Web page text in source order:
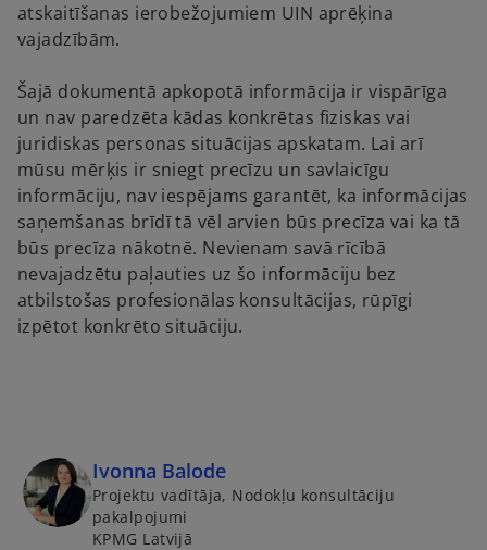
atskaitīšanas ierobežojumiem UIN aprēķina
vajadzībām.
Šajā dokumentā apkopotā informācija ir vispārīga
un nav paredzēta kādas konkrētas fiziskas vai
juridiskas personas situācijas apskatam. Lai arī
mūsu mērķis ir sniegt precīzu un savlaicīgu
informāciju, nav iespējams garantēt, ka informācijas
saņemšanas brīdī tā vēl arvien būs precīza vai ka tā
būs precīza nākotnē. Nevienam savā rīcībā
nevajadzētu paļauties uz šo informāciju bez
atbilstošas profesionālas konsultācijas, rūpīgi
izpētot konkrēto situāciju.
Ivonna Balode
Projektu vadītāja, Nodokļu konsultāciju
pakalpojumi
KPMG Latvijā